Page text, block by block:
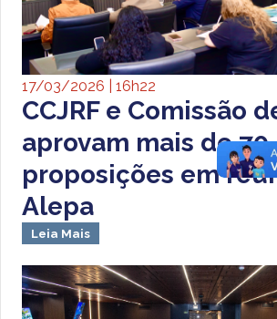
17/03/2026 | 16h22
CCJRF e Comissão
aprovam mais de 70
proposições em
Alepa
Leia Mais